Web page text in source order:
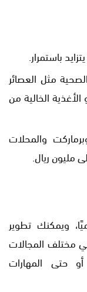
باستمرار.
مثل العصائر
الخالية من
والمحلات
مليون ريال.
ويمكنك تطوير
مختلف المجالات
حتى المهارات